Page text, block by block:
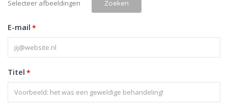
Selecteer afbeeldingen Zoeken
E-mail *
Titel *